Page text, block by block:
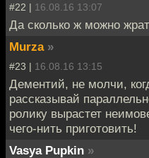
#22 | 16.08.16 13:07
Да сколько ж можно
Murza »
#23 | 16.08.16 13:15
Дементий, не молчи,
рассказывай
ролику вырастет
чего-нить приготовить!
Vasya Pupkin »